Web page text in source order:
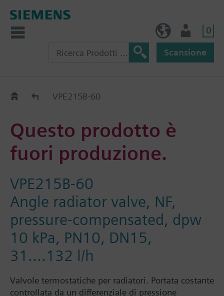
0
Scansione
Old2NewVPE215B-60
Questo prodotto è
fuori produzione.
VPE215B-60
Angle radiator valve, NF,
pressure-compensated, dpw
10 kPa, PN10, DN15,
31....132 l/h
Valvole termostatiche per radiatori. Portata costante
controllata da un differenziale di pressione